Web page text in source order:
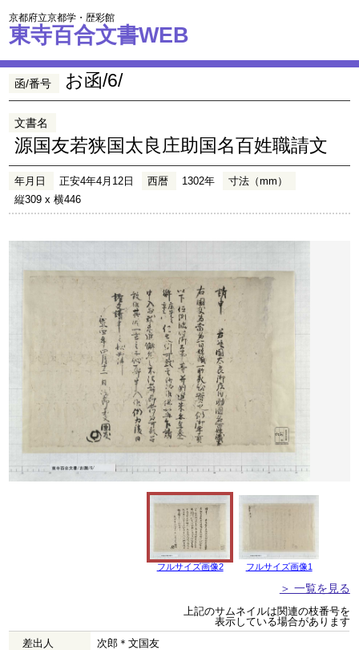
京都府立京都学・歴彩館
東寺百合文書WEB
函/番号 お函/6/
文書名
源国友若狭国太良庄助国名百姓職請文
年月日 正安4年4月12日 西暦 1302年
寸法（mm）
縦309 x 横446
フルサイズ画像2 フルサイズ画像1
＞ 一覧を見る
上記のサムネイルは関連の枝番号を
表示している場合があります
差出人
次郎＊文国友